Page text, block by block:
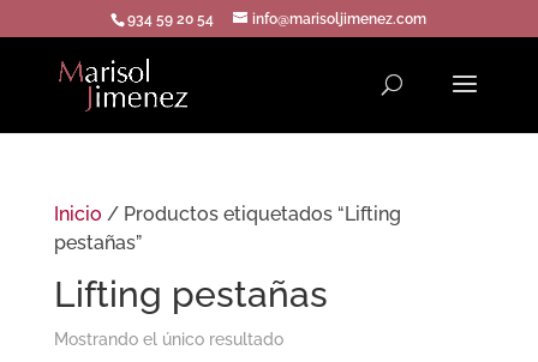
934 59 20 54 info@marisoljimenez.com
Inicio / Productos etiquetados “Lifting
pestañas”
Lifting pestañas
Mostrando el único resultado